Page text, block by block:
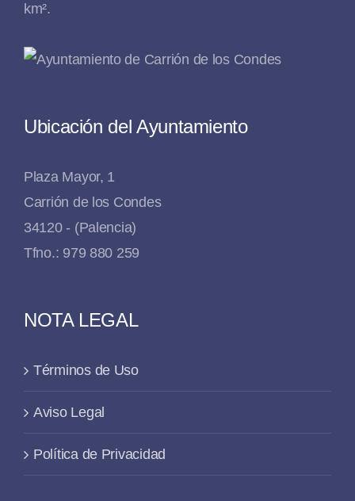
km².
Ubicación del Ayuntamiento
Plaza Mayor, 1
Carrión de los Condes
34120 - (Palencia)
Tfno.: 979 880 259
NOTA LEGAL
Términos de Uso
Aviso Legal
Política de Privacidad